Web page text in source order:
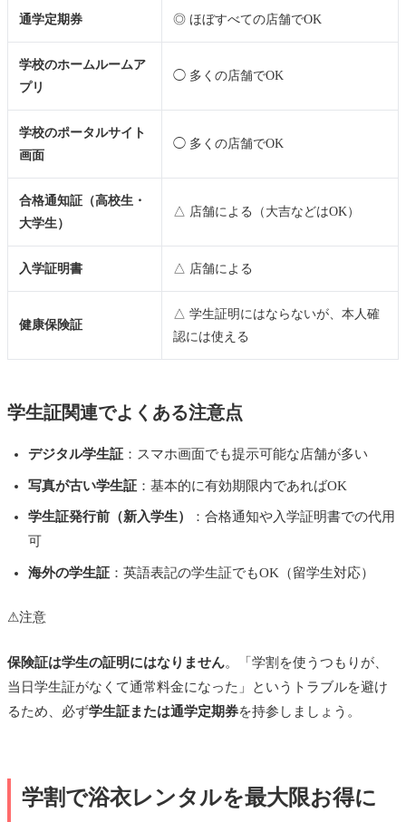
通学定期券 ◎ ほぼすべての店舗でOK
学校のホームルームア
プリ
◯ 多くの店舗でOK
学校のポータルサイト
画面
◯ 多くの店舗でOK
合格通知証（高校生・
大学生）
△ 店舗による（大吉などはOK）
入学証明書 △ 店舗による
健康保険証
△ 学生証明にはならないが、本人確
認には使える
学生証関連でよくある注意点
デジタル学生証：スマホ画面でも提示可能な店舗が多い
写真が古い学生証：基本的に有効期限内であればOK
学生証発行前（新入学生）
：合格通知や入学証明書での代用
可
海外の学生証：英語表記の学生証でもOK（留学生対応）
⚠注意
保険証は学生の証明にはなりません。「学割を使うつもりが、
当日学生証がなくて通常料金になった」というトラブルを避け
るため、必ず学生証または通学定期券を持参しましょう。
学割で浴衣レンタルを最大限お得に